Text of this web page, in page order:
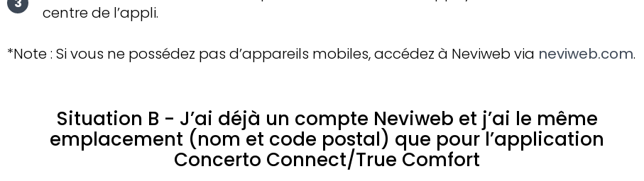
centre de l’appli.
*Note : Si vous ne possédez pas d’appareils mobiles, accédez à Neviweb via neviweb.com.
Situation B - J’ai déjà un compte Neviweb et j’ai le même
emplacement (nom et code postal) que pour l’application
Concerto Connect/True Comfort